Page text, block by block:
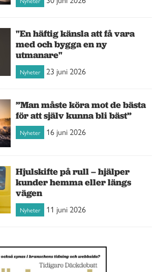
"En häftig känsla att få vara
med och bygga en ny
utmanare"
Nyheter 23 juni 2026
”Man måste köra mot de bästa
för att själv kunna bli bäst”
Nyheter 16 juni 2026
Hjulskifte på rull – hjälper
kunder hemma eller längs
vägen
Nyheter 11 juni 2026